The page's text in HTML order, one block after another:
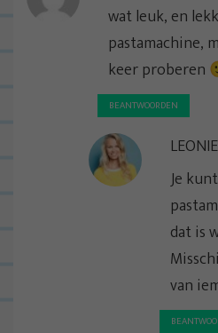
wat leuk, en
pastamachine,
keer proberen
BEANTWOORDEN
LEONIE
Je
dat is
van